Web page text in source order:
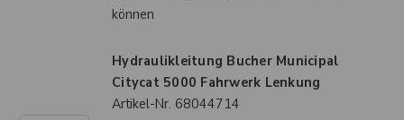
können
Hydraulikleitung Bucher Municipal
Citycat 5000 Fahrwerk Lenkung
Artikel-Nr. 68044714